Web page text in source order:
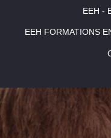
EEH -
EEH FORMATIONS